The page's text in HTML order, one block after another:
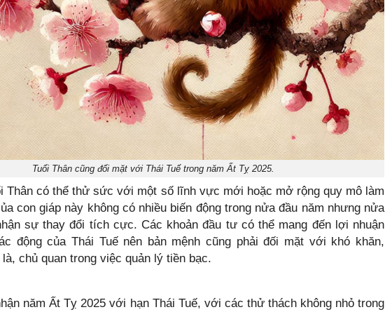
Tuổi Thân cũng đối mặt với Thái Tuế trong năm Ất Tỵ 2025.
Thân có thể thử sức với một số lĩnh vực mới hoặc mở rộng quy mô làm
con giáp này không có nhiều biến động trong nửa đầu năm nhưng nửa
sự thay đổi tích cực. Các khoản đầu tư có thể mang đến lợi nhuận
động của Thái Tuế nên bản mệnh cũng phải đối mặt với khó khăn,
chủ quan trong việc quản lý tiền bạc.
năm Ất Tỵ 2025 với hạn Thái Tuế, với các thử thách không nhỏ trong